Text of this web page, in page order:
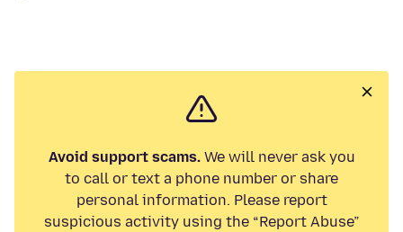
Avoid support scams.We will never ask you
to call or text a phone number or share
personal information. Please report
suspicious activity using the “Report Abuse”